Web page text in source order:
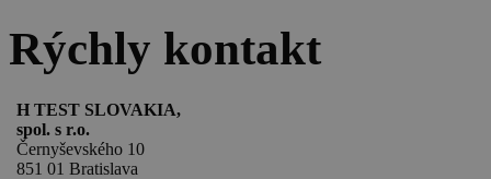
Rýchly kontakt
H TEST SLOVAKIA,
spol. s r.o.
Černyševského 10
851 01 Bratislava